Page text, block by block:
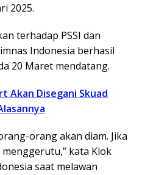
2025.
terhadap PSSI dan
Indonesia berhasil
20 Maret mendatang.
Akan Disegani Skuad
orang akan diam. Jika
kata Klok
saat melawan